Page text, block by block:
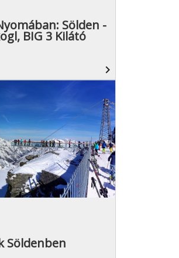
Sölden -
BIG 3 Kilátó
navigate_next
Söldenben